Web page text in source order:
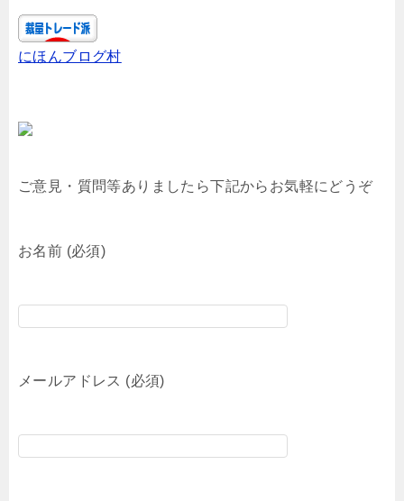
にほんブログ村
ご意見・質問等ありましたら下記からお気軽にどうぞ
お名前 (必須)
メールアドレス (必須)